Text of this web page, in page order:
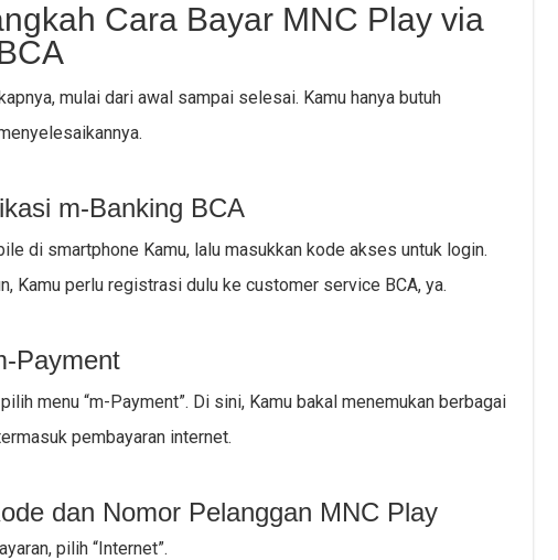
Cara Bayar MNC Play via
mulai dari awal sampai selesai. Kamu hanya butuh
m-Banking BCA
di smartphone Kamu, lalu masukkan kode akses untuk login.
Kamu perlu registrasi dulu ke customer service BCA, ya.
Payment
menu “m-Payment”. Di sini, Kamu bakal menemukan berbagai
pembayaran internet.
dan Nomor Pelanggan MNC Play
pilih “Internet”.